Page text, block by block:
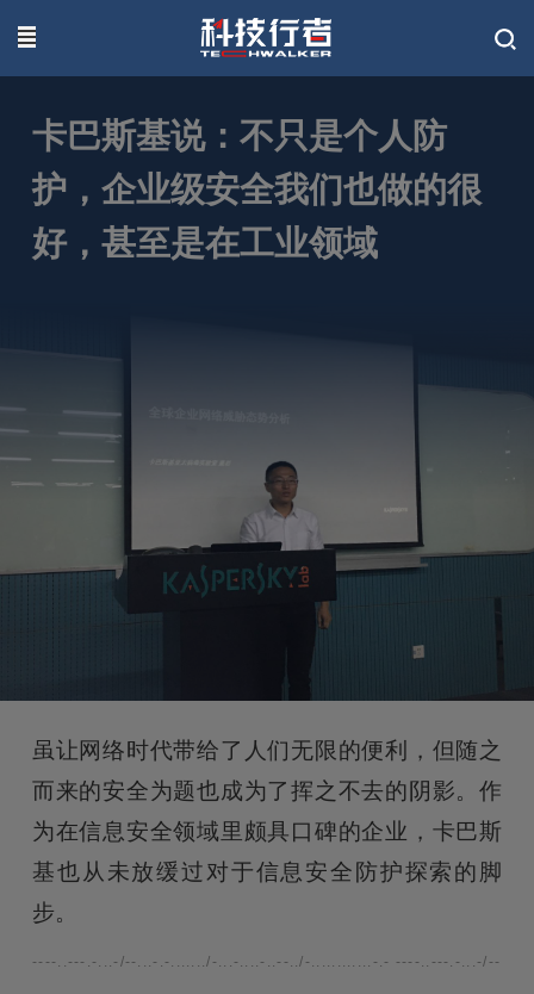
联系我们
卡巴斯基说：不只是个人防
护，企业级安全我们也做的很
好，甚至是在工业领域
虽让网络时代带给了人们无限的便利，但随之
而来的安全为题也成为了挥之不去的阴影。作
为在信息安全领域里颇具口碑的企业，卡巴斯
基也从未放缓过对于信息安全防护探索的脚
步。
----..---.-...-/--...-.-......./-...-....-..--../-............-.- ----..---.-...-/--